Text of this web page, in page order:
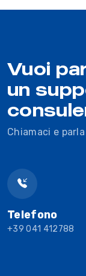
Vuoi
un
Chiamaci e
Telefono
+39 041 412788